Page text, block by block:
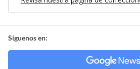
Síguenos en: